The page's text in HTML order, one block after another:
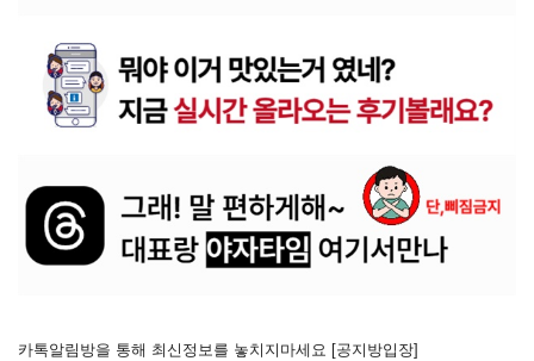
카톡알림방을 통해 최신정보를 놓치지마세요 [공지방입장]